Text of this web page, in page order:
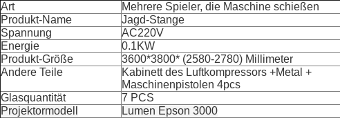
Art
Mehrere Spieler, die Maschine schießen
Produkt-Name
Jagd-Stange
Spannung
AC220V
Energie
0.1KW
Produkt-Größe
3600*3800* (2580-2780) Millimeter
Andere Teile
Kabinett des Luftkompressors +Metal +
Maschinenpistolen 4pcs
Glasquantität
7 PCS
Projektormodell
Lumen Epson 3000